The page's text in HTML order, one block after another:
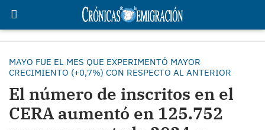
MAYO FUE EL MES QUE EXPERIMENTÓ MAYOR
CRECIMIENTO (+0,7%) CON RESPECTO AL ANTERIOR
El número de inscritos en el
CERA aumentó en 125.752